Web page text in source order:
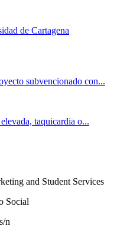
de Cartagena
subvencionado con...
taquicardia o...
and Student Services
Social
n